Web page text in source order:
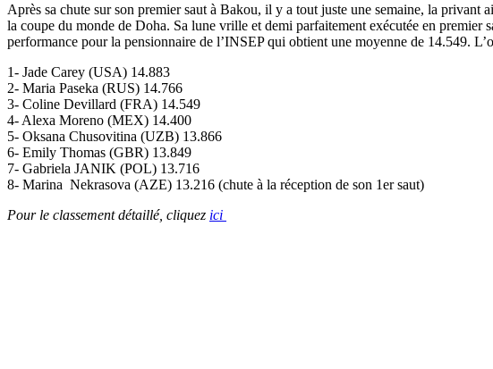
Après sa chute sur son premier saut à Bakou, il y a tout juste une semaine, la
la coupe du monde de Doha. Sa lune vrille et demi parfaitement exécutée en
performance pour la pensionnaire de l’INSEP qui obtient une moyenne de 14.549.
1- Jade Carey (USA) 14.883
2- Maria Paseka (RUS) 14.766
3- Coline Devillard (FRA) 14.549
4- Alexa Moreno (MEX) 14.400
5- Oksana Chusovitina (UZB) 13.866
6- Emily Thomas (GBR) 13.849
7- Gabriela JANIK (POL) 13.716
8- Marina Nekrasova (AZE) 13.216 (chute à la réception de son 1er saut)
Pour le classement détaillé, cliquez ici